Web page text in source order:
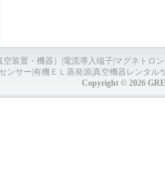
装置・機器） 電流導入端子 マグネトロ
ンサー 有機ＥＬ蒸発源真空機器レンタル
Copyright © 2026